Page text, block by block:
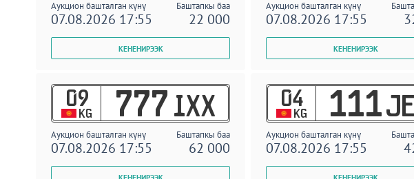
Аукцион башталган күнү Баштапкы баа
07.08.2026 17:55 22 000
Аукцион башталган күнү
07.08.2026 17:55
09
KG 777 IXX
Аукцион башталган күнү Баштапкы баа
07.08.2026 17:55 62 000
04
KG 111
Аукцион башталган күнү
07.08.2026 17:55